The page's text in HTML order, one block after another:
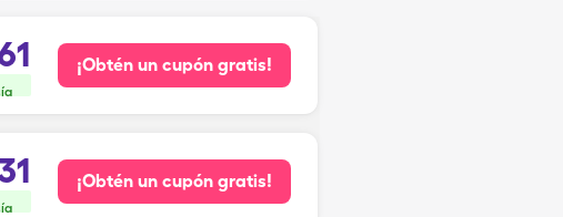
¡Obtén un cupón gratis!
¡Obtén un cupón gratis!